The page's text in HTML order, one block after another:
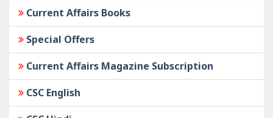
Current Affairs Books
Special Offers
Current Affairs Magazine Subscription
CSC English